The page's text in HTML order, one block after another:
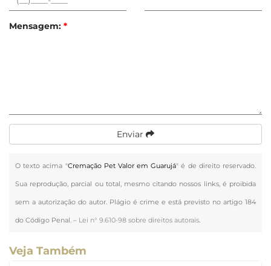
Mensagem: *
Enviar
O texto acima "Cremação Pet Valor em Guarujá" é de direito reservado.
Sua reprodução, parcial ou total, mesmo citando nossos links, é proibida
sem a autorização do autor. Plágio é crime e está previsto no artigo 184
do Código Penal. – Lei n° 9.610-98 sobre direitos autorais.
Veja Também